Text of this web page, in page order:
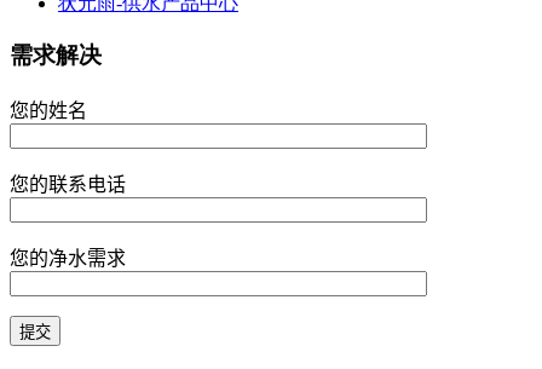
需求解决
您的姓名
您的联系电话
您的净水需求